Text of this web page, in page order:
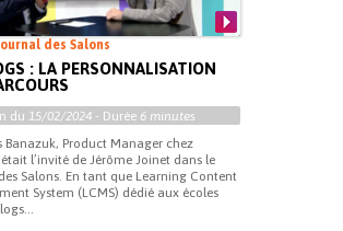
des Salons
: LA PERSONNALISATION
du 15/02/2024 - Durée 6 minutes
Banazuk, Product Manager chez
l’invité de Jérôme Joinet dans le
Salons. En tant que Learning Content
System (LCMS) dédié aux écoles